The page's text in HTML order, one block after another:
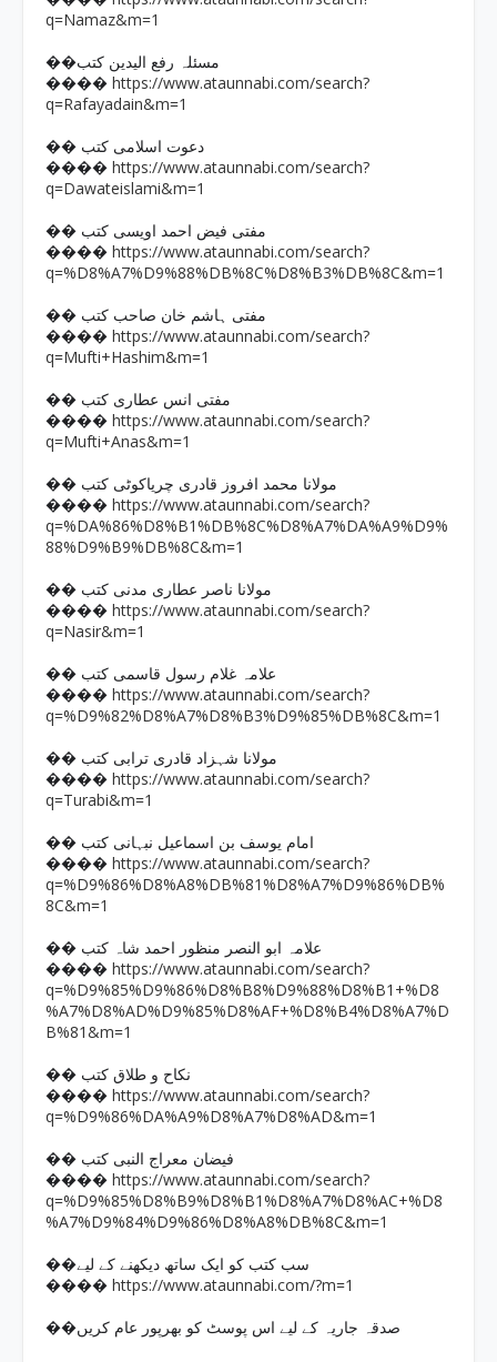
q=Namaz&m=1
��مسئلہ رفع الیدین کتب
���� https://www.ataunnabi.com/search?
q=Rafayadain&m=1
�� دعوت اسلامی کتب
���� https://www.ataunnabi.com/search?
q=Dawateislami&m=1
�� مفتی فیض احمد اویسی کتب
���� https://www.ataunnabi.com/search?
q=%D8%A7%D9%88%DB%8C%D8%B3%DB%8C&m=1
�� مفتی ہاشم خان صاحب کتب
���� https://www.ataunnabi.com/search?
q=Mufti+Hashim&m=1
�� مفتی انس عطاری کتب
���� https://www.ataunnabi.com/search?
q=Mufti+Anas&m=1
�� مولانا محمد افروز قادری چریاکوٹی کتب
���� https://www.ataunnabi.com/search?
q=%DA%86%D8%B1%DB%8C%D8%A7%DA%A9%D9%
88%D9%B9%DB%8C&m=1
�� مولانا ناصر عطاری مدنی کتب
���� https://www.ataunnabi.com/search?
q=Nasir&m=1
�� علامہ غلام رسول قاسمی کتب
���� https://www.ataunnabi.com/search?
q=%D9%82%D8%A7%D8%B3%D9%85%DB%8C&m=1
�� مولانا شہزاد قادری ترابی کتب
���� https://www.ataunnabi.com/search?
q=Turabi&m=1
�� امام یوسف بن اسماعیل نبہانی کتب
���� https://www.ataunnabi.com/search?
q=%D9%86%D8%A8%DB%81%D8%A7%D9%86%DB%
8C&m=1
�� علامہ ابو النصر منظور احمد شاہ کتب
���� https://www.ataunnabi.com/search?
q=%D9%85%D9%86%D8%B8%D9%88%D8%B1+%D8
%A7%D8%AD%D9%85%D8%AF+%D8%B4%D8%A7%D
B%81&m=1
�� نکاح و طلاق کتب
���� https://www.ataunnabi.com/search?
q=%D9%86%DA%A9%D8%A7%D8%AD&m=1
�� فیضان معراج النبی کتب
���� https://www.ataunnabi.com/search?
q=%D9%85%D8%B9%D8%B1%D8%A7%D8%AC+%D8
%A7%D9%84%D9%86%D8%A8%DB%8C&m=1
��سب کتب کو ایک ساتھ دیکھنے کے لیے
���� https://www.ataunnabi.com/?m=1
��صدقہ جاریہ کے لیے اس پوسٹ کو بھرپور عام کریں